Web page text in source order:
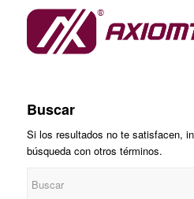
Buscar
Si los resultados no te satisfacen,
búsqueda con otros términos.